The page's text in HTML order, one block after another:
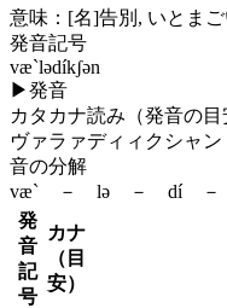
意味： [名]告別, いとま
発音記号
væ`lədíkʃən
▶発音
カタカナ読み（発音の目
ヴァラァディィクシャン
音の分解
væ` － lə － dí
発
音
記
号
カナ
（目
安）